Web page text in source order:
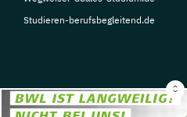
Studieren-berufsbegleitend.de